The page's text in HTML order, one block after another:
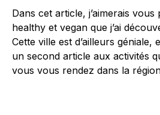
Dans cet article, j’aimerais vous
healthy et vegan que j’ai
Cette ville est d’ailleurs géniale,
un second article aux activités
vous vous rendez dans la